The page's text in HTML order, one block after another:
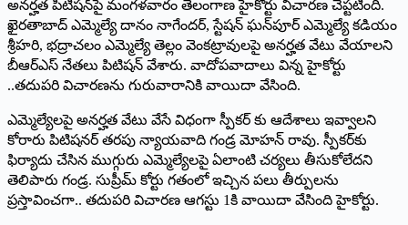
అనర్హత పిటిషన్‌పై మంగళవారం తెలంగాణ హైకోర్టు విచారణ చేప్టటింది.
ఖైరతాబాద్‌ ఎమ్మెల్యే దానం నాగేందర్‌, స్టేషన్‌ ఘన్‌పూర్‌ ఎమ్మెల్యే కడియం
శ్రీహరి, భద్రాచలం ఎమ్మెల్యే తెల్లం వెంకట్రావులపై అనర్హత వేటు వేయాలని
బీఆర్‌ఎస్‌ నేతలు పిటిషన్‌ వేశారు. వాదోపవాదాలు విన్న హైకోర్టు
..తదుపరి విచారణను గురువారానికి వాయిదా వేసింది.
ఎమ్మెల్యేలపై అనర్హత వేటు వేసే విధంగా స్పీకర్‌ కు ఆదేశాలు ఇవ్వాలని
కోరారు పిటిషనర్‌ తరపు న్యాయవాది గండ్ర మోహన్‌ రావు. స్పీకర్‌కు
ఫిర్యాదు చేసిన ముగ్గురు ఎమ్మెల్యేలపై ఏలాంటి చర్యలు తీసుకోలేదని
తెలిపారు గండ్ర. సుప్రీమ్‌ కోర్టు గతంలో ఇచ్చిన పలు తీర్పులను
ప్రస్తావించగా.. తదుపరి విచారణ ఆగస్టు 1కి వాయిదా వేసింది హైకోర్టు.